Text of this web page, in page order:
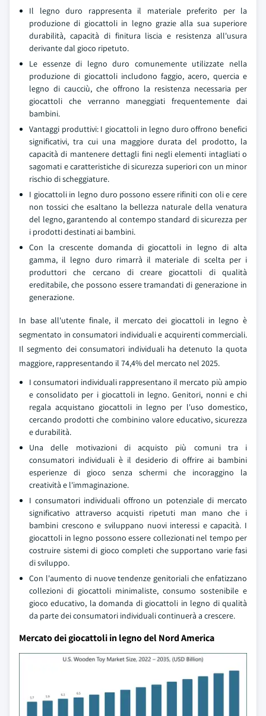
Il legno duro rappresenta il materiale preferito per la
produzione di giocattoli in legno grazie alla sua superiore
durabilità, capacità di finitura liscia e resistenza all'usura
derivante dal gioco ripetuto.
Le essenze di legno duro comunemente utilizzate nella
produzione di giocattoli includono faggio, acero, quercia e
legno di caucciù, che offrono la resistenza necessaria per
giocattoli che verranno maneggiati frequentemente dai
bambini.
Vantaggi produttivi: I giocattoli in legno duro offrono benefici
significativi, tra cui una maggiore durata del prodotto, la
capacità di mantenere dettagli fini negli elementi intagliati o
sagomati e caratteristiche di sicurezza superiori con un minor
rischio di scheggiature.
I giocattoli in legno duro possono essere rifiniti con oli e cere
non tossici che esaltano la bellezza naturale della venatura
del legno, garantendo al contempo standard di sicurezza per
i prodotti destinati ai bambini.
Con la crescente domanda di giocattoli in legno di alta
gamma, il legno duro rimarrà il materiale di scelta per i
produttori che cercano di creare giocattoli di qualità
ereditabile, che possono essere tramandati di generazione in
generazione.
In base all'utente finale, il mercato dei giocattoli in legno è
segmentato in consumatori individuali e acquirenti commerciali.
Il segmento dei consumatori individuali ha detenuto la quota
maggiore, rappresentando il 74,4% del mercato nel 2025.
I consumatori individuali rappresentano il mercato più ampio
e consolidato per i giocattoli in legno. Genitori, nonni e chi
regala acquistano giocattoli in legno per l'uso domestico,
cercando prodotti che combinino valore educativo, sicurezza
e durabilità.
Una delle motivazioni di acquisto più comuni tra i
consumatori individuali è il desiderio di offrire ai bambini
esperienze di gioco senza schermi che incoraggino la
creatività e l'immaginazione.
I consumatori individuali offrono un potenziale di mercato
significativo attraverso acquisti ripetuti man mano che i
bambini crescono e sviluppano nuovi interessi e capacità. I
giocattoli in legno possono essere collezionati nel tempo per
costruire sistemi di gioco completi che supportano varie fasi
di sviluppo.
Con l'aumento di nuove tendenze genitoriali che enfatizzano
collezioni di giocattoli minimaliste, consumo sostenibile e
gioco educativo, la domanda di giocattoli in legno di qualità
da parte dei consumatori individuali continuerà a crescere.
Mercato dei giocattoli in legno del Nord America